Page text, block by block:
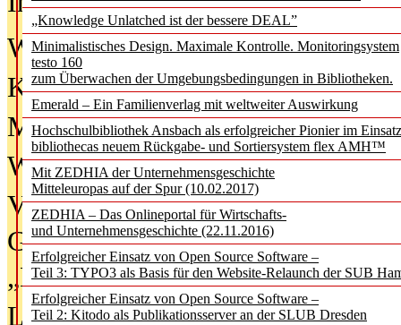
„Knowledge Unlatched ist der bessere DEAL”
Minimalistisches Design. Maximale Kontrolle. Monitoringsystem
testo 160
zum Überwachen der Umgebungsbedingungen in Bibliotheken.
Emerald – Ein Familienverlag mit weltweiter Auswirkung
Hochschulbibliothek Ansbach als erfolgreicher Pionier im
bibliothecas neuem Rückgabe- und Sortiersystem flex AMH™
Mit ZEDHIA der Unternehmensgeschichte
Mitteleuropas auf der Spur (10.02.2017)
ZEDHIA – Das Onlineportal für Wirtschafts-
und Unternehmensgeschichte (22.11.2016)
Erfolgreicher Einsatz von Open Source Software –
Teil 3: TYPO3 als Basis für den Website-Relaunch der SUB
Erfolgreicher Einsatz von Open Source Software –
Teil 2: Kitodo als Publikationsserver an der SLUB Dresden
Was Hochschul­bibliotheken von
Kinder in der digitalen Welt
Metadaten als Infrastruktur
Wenn Bots katalogisieren
Von Abschlusskleidern bis
Geisterjagd-Ausrüstung in der
„Library of Things“ unterwegs
Lesen als Infrastrukturaufgabe